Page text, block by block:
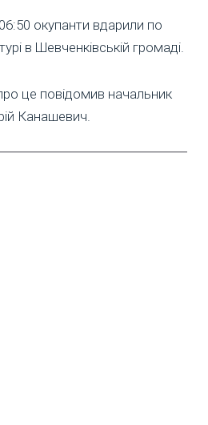
окупанти вдарили по
в Шевченківській громаді.
це повідомив начальник
Канашевич.